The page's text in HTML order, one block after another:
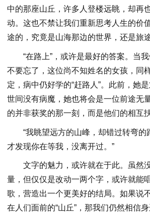
中的那座山丘，许多人登楼远眺，却再
动。这也不禁让我们重新思考人生的价
途的，究竟是山海那边的世界，还是旅
“在路上”，或许是最好的答案。当我
不要忘了，这位尚不知姓名的女孩，同
定，病中仍好学的“赶路人”。此前，她
世间没有病魔，她也将会是一位前途无
的并非获奖的那一刻，而是他们的相互
“我眺望远方的山峰，却错过转弯的
才发现你在等我，没离开过。”
文字的魅力，或许就在于此。虽然
量，但仅仅是改动一两个字，或许就能
歌，营造出一个更美好的结局。如果说
在人们面前的“山丘”，那我们仍然相信身